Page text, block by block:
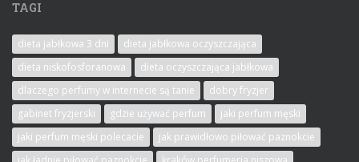
TAGI
dieta jabłkowa 3 dni
dieta jabłkowa oczyszczająca
dieta niskofosforanowa
dieta oczyszczająca jabłkowa
dlaczego perfumy w internecie są tanie
dobry fryzjer
gabinet fryzjerski
gdzie używać perfum
jaki perfum męski
jaki perfum męski polecacie
jak prawidłowo piłować paznokcie